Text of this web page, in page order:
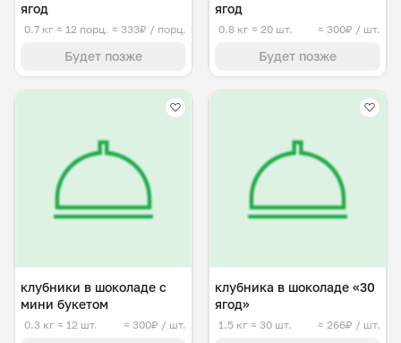
ягод
0.7 кг ≈ 12 порц. ≈ 333₽ / порц.
Будет позже
ягод
0.8 кг ≈ 20 шт. ≈ 300₽ / шт.
Будет позже
клубники в шоколаде с
мини букетом
0.3 кг ≈ 12 шт. ≈ 300₽ / шт.
клубника в шоколаде «30
ягод»
1.5 кг ≈ 30 шт. ≈ 266₽ / шт.